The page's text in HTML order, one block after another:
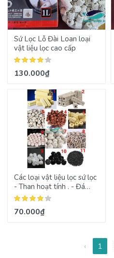
Sứ Lọc Lỗ Đài Loan loại
vật liệu lọc cao cấp
130.000₫
Các loại vật liệu lọc sứ lọc
- Than hoạt tính . - Đá
Maifan Và nhiều loại khác
70.000₫
‹ 1